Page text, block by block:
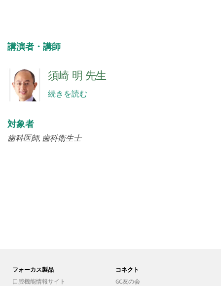
講演者・講師
須崎 明 先生
続きを読む
対象者
歯科医師 歯科衛生士
フォーカス製品
口腔機能情報サイト
コネクト
GC友の会